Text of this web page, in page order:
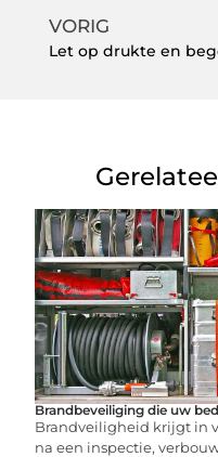
VORIG
Brandbeveiliging die uw
Brandveiligheid krijgt in
na een inspectie,